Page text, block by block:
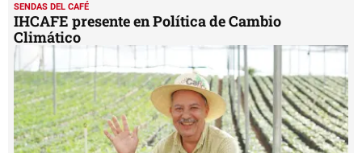
SENDAS DEL CAFÉ
IHCAFE presente en Política de Cambio
Climático